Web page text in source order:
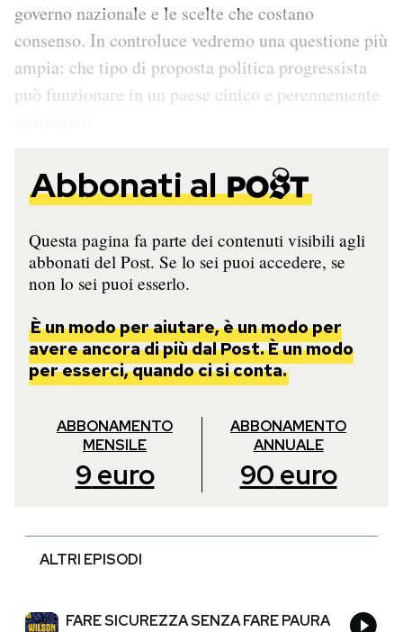
governo nazionale e le scelte che costano
consenso. In controluce vedremo una questione più
ampia: che tipo di proposta politica progressista
può funzionare in un paese cinico e perennemente
Abbonati al
Questa pagina fa parte dei contenuti visibili agli
abbonati del Post. Se lo sei puoi accedere, se
non lo sei puoi esserlo.
È un modo per aiutare, è un modo per
avere ancora di più dal Post. È un modo
per esserci, quando ci si conta.
ABBONAMENTO
MENSILE
9 euro
ABBONAMENTO
ANNUALE
90 euro
ALTRI EPISODI
FARE SICUREZZA SENZA FARE PAURA